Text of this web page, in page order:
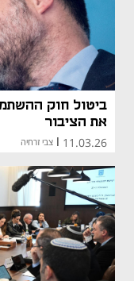
ביטול חוק
את הציבור
11.03.26 צבי זרחיה